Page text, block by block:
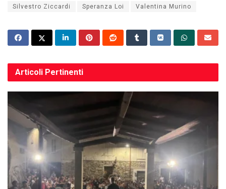
Silvestro Ziccardi Speranza Loi Valentina Murino
Articoli Pertinenti